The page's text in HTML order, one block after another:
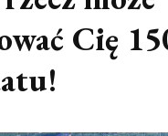
Cię